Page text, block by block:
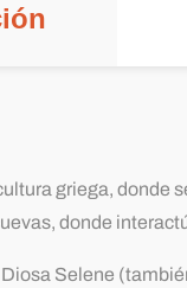
griega, donde
donde
Selene